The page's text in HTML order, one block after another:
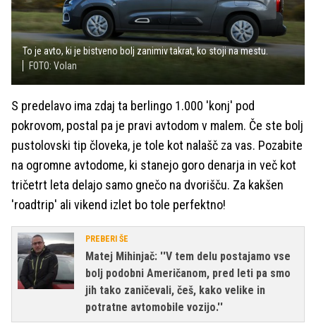
To je avto, ki je bistveno bolj zanimiv takrat, ko stoji na mestu.
FOTO: Volan
S predelavo ima zdaj ta berlingo 1.000 'konj' pod
pokrovom, postal pa je pravi avtodom v malem. Če ste bolj
pustolovski tip človeka, je tole kot nalašč za vas. Pozabite
na ogromne avtodome, ki stanejo goro denarja in več kot
tričetrt leta delajo samo gnečo na dvorišču. Za kakšen
'roadtrip' ali vikend izlet bo tole perfektno!
PREBERI ŠE
Matej Mihinjač: ''V tem delu postajamo vse
bolj podobni Američanom, pred leti pa smo
jih tako zaničevali, češ, kako velike in
potratne avtomobile vozijo.''